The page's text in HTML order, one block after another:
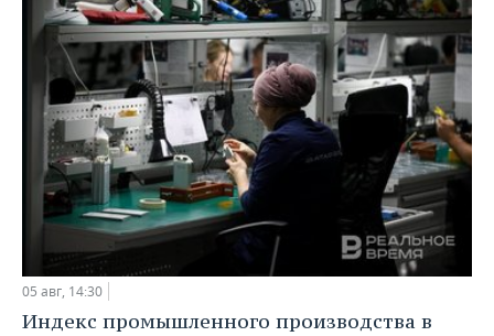
05 авг, 14:30
Индекс промышленного производства в